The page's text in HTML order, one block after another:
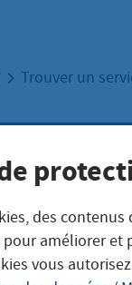
Trouver un
Beförderung
des contenus
améliorer et
vous